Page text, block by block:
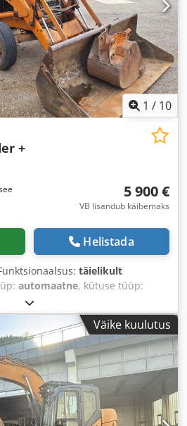
1 / 10
+
5 900 €
VB lisandub käibemaks
Helistada
täielikult
automaatne, kütuse tüüp:
, telje konfiguratsioon:
, Ehitusaasta:1977, Varustus:
Väike kuulutus